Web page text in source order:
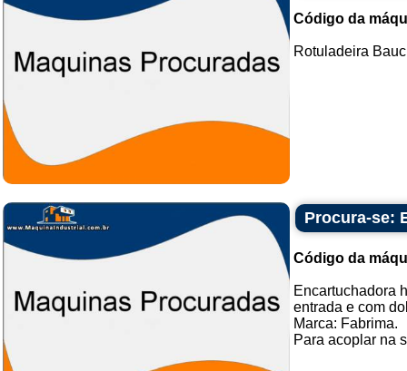
Código da
Rotuladeira
Procura-se:
Código da
Encartuchadora
entrada e com
Marca: Fabrima.
Para acoplar na